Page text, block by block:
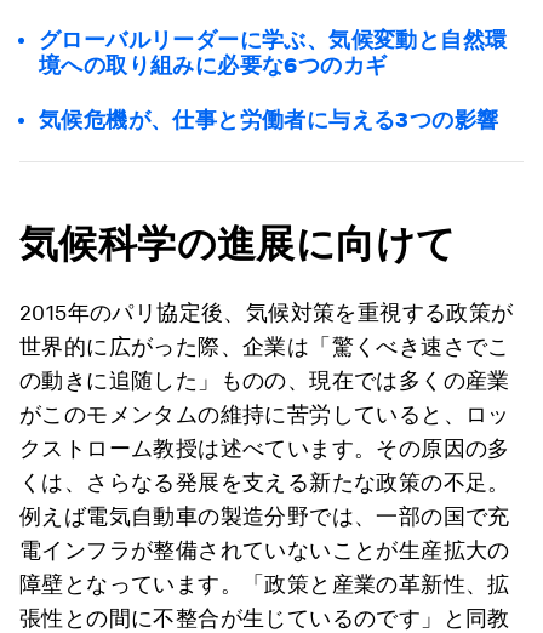
グローバルリーダーに学ぶ、気候変動と自然環
境への取り組みに必要な6つのカギ
気候危機が、仕事と労働者に与える3つの影響
気候科学の進展に向けて
2015年のパリ協定後、気候対策を重視する政策が
世界的に広がった際、企業は「驚くべき速さでこ
の動きに追随した」ものの、現在では多くの産業
がこのモメンタムの維持に苦労していると、ロッ
クストローム教授は述べています。その原因の多
くは、さらなる発展を支える新たな政策の不足。
例えば電気自動車の製造分野では、一部の国で充
電インフラが整備されていないことが生産拡大の
障壁となっています。「政策と産業の革新性、拡
張性との間に不整合が生じているのです」と同教